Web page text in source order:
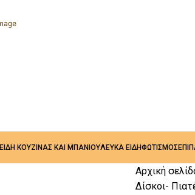
ΕΙΔΗ ΚΟΥΖΙΝΑΣ ΚΑΙ ΜΠΑΝΙΟΥΛΕΥΚΑ ΕΙΔΗΦΩΤΙΣΜΟΣ
Αρχική
Δίσκοι-